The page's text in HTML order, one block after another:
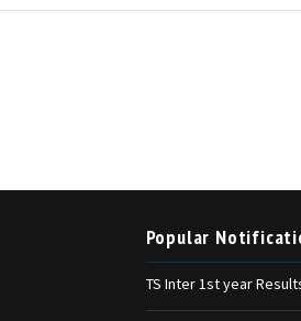
Popular
TS Inter 1st year